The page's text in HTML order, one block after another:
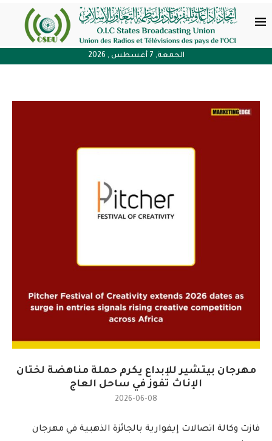
الجمعة, 7 أغسطس , 2026
مهرجان بيتشير للإبداع يكرم حملة مناهضة لختان
الإناث تفوز في ساحل العاج
2026-06-08
فازت وكالة اتصالات إيفوارية بالجائزة الذهبية في مهرجان